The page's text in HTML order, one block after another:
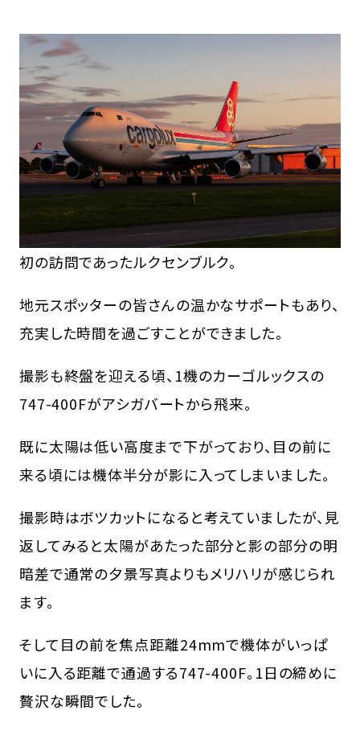
初の訪問であったルクセンブルク。
地元スポッターの皆さんの温かなサポートもあり、
充実した時間を過ごすことができました。
撮影も終盤を迎える頃、1機のカーゴルックスの
747-400Fがアシガバートから飛来。
既に太陽は低い高度まで下がっており、目の前に
来る頃には機体半分が影に入ってしまいました。
撮影時はボツカットになると考えていましたが、見
返してみると太陽があたった部分と影の部分の明
暗差で通常の夕景写真よりもメリハリが感じられ
ます。
そして目の前を焦点距離24mmで機体がいっぱ
いに入る距離で通過する747-400F。1日の締めに
贅沢な瞬間でした。